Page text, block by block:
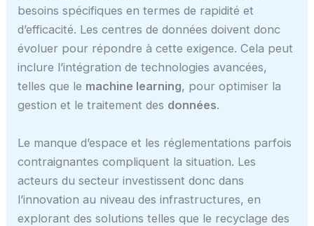
besoins spécifiques en termes de rapidité et
d’efficacité. Les centres de données doivent donc
évoluer pour répondre à cette exigence. Cela peut
inclure l’intégration de technologies avancées,
telles que le machine learning, pour optimiser la
gestion et le traitement des données.
Le manque d’espace et les réglementations parfois
contraignantes compliquent la situation. Les
acteurs du secteur investissent donc dans
l’innovation au niveau des infrastructures, en
explorant des solutions telles que le recyclage des